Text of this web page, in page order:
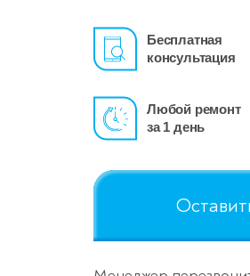
Бесплатная
консультация
Любой ремонт
за 1 день